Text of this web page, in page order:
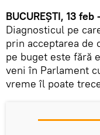
BUCUREȘTI, 13
Diagnosticul pe
prin acceptarea de
pe buget este fără
veni în Parlament
vreme îl poate